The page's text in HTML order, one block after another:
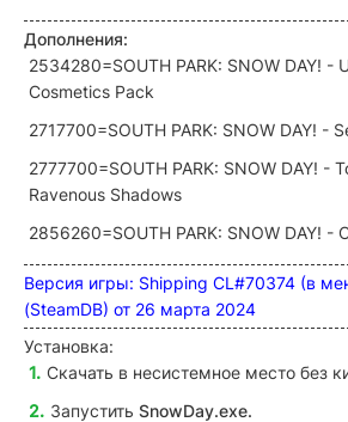
Дополнения:
2534280=SOUTH PARK: SNOW DAY! -
Cosmetics Pack
2717700=SOUTH PARK: SNOW DAY! -
2777700=SOUTH PARK: SNOW DAY! -
Ravenous Shadows
2856260=SOUTH PARK: SNOW DAY! -
Версия игры: Shipping CL#70374 (в
(SteamDB) от 26 марта 2024
Установка:
Скачать в несистемное место без
Запустить SnowDay.exe.